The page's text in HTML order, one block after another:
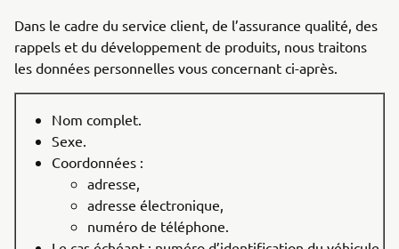
Dans le cadre du service client, de l’assurance qualité, des
rappels et du développement de produits, nous traitons
les données personnelles vous concernant ci-après.
Nom complet.
Sexe.
Coordonnées :
adresse,
adresse électronique,
numéro de téléphone.